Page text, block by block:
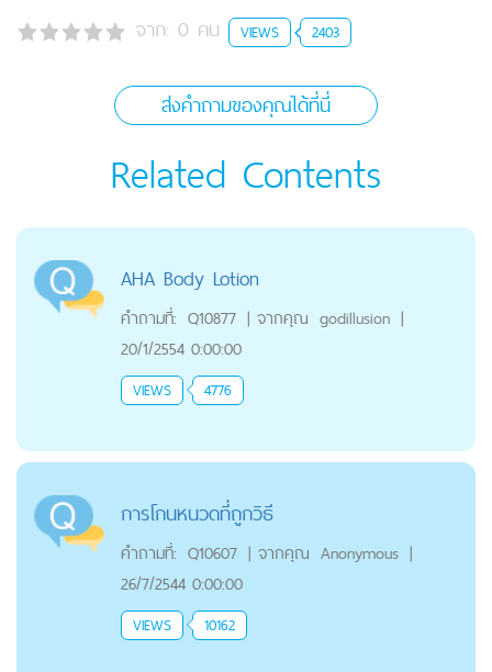
จาก: 0 คน VIEWS 2403
ส่งคำถามของคุณได้ที่นี่
Related Contents
AHA Body Lotion
คำถามที่: Q10877 | จากคุณ godillusion |
20/1/2554 0:00:00
VIEWS 4776
การโกนหนวดที่ถูกวิธี
คำถามที่: Q10607 | จากคุณ Anonymous |
26/7/2544 0:00:00
VIEWS 10162